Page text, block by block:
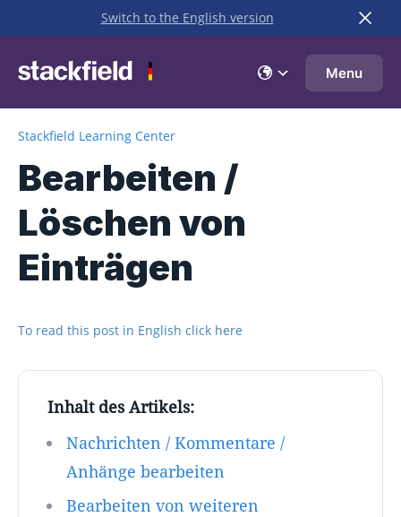
Zu Hauptinhalt springen
Switch to the English version
Menu
Stackfield Learning Center
Bearbeiten /
Löschen von
Einträgen
To read this post in English click here
Inhalt des Artikels:
Nachrichten / Kommentare /
Anhänge bearbeiten
Bearbeiten von weiteren